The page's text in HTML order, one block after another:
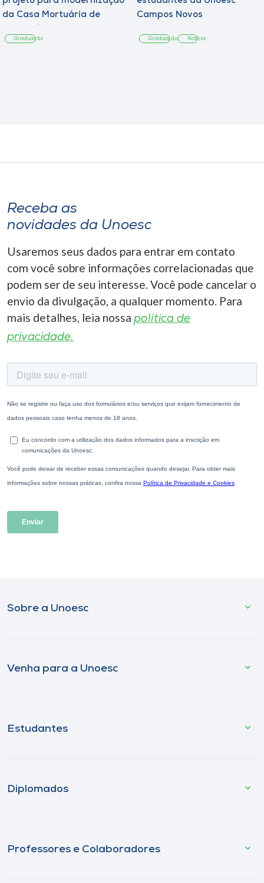
da Casa Mortuária de
Graduação
Campos Novos
Graduação Notícia
Receba as
novidades da Unoesc
Usaremos seus dados para entrar em contato
com você sobre informações correlacionadas que
podem ser de seu interesse. Você pode cancelar o
envio da divulgação, a qualquer momento. Para
mais detalhes, leia nossa política de
privacidade.
Sobre a Unoesc
Venha para a Unoesc
Estudantes
Diplomados
Professores e Colaboradores